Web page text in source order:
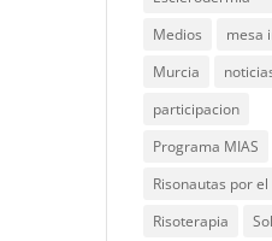
Medios
mesa
Murcia
participacion
Programa MIAS
Risonautas por
Risoterapia